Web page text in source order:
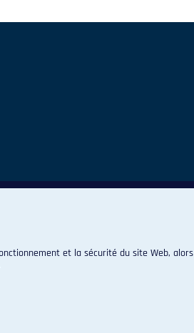
et la sécurité du site Web, alors